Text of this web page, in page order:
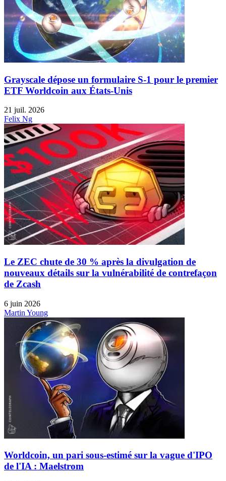
Grayscale dépose un formulaire S-1 pour le premier
ETF Worldcoin aux États-Unis
21 juil. 2026
Felix Ng
Le ZEC chute de 30 % après la divulgation de
nouveaux détails sur la vulnérabilité de contrefaçon
de Zcash
6 juin 2026
Martin Young
Worldcoin, un pari sous-estimé sur la vague d'IPO
de l'IA : Maelstrom